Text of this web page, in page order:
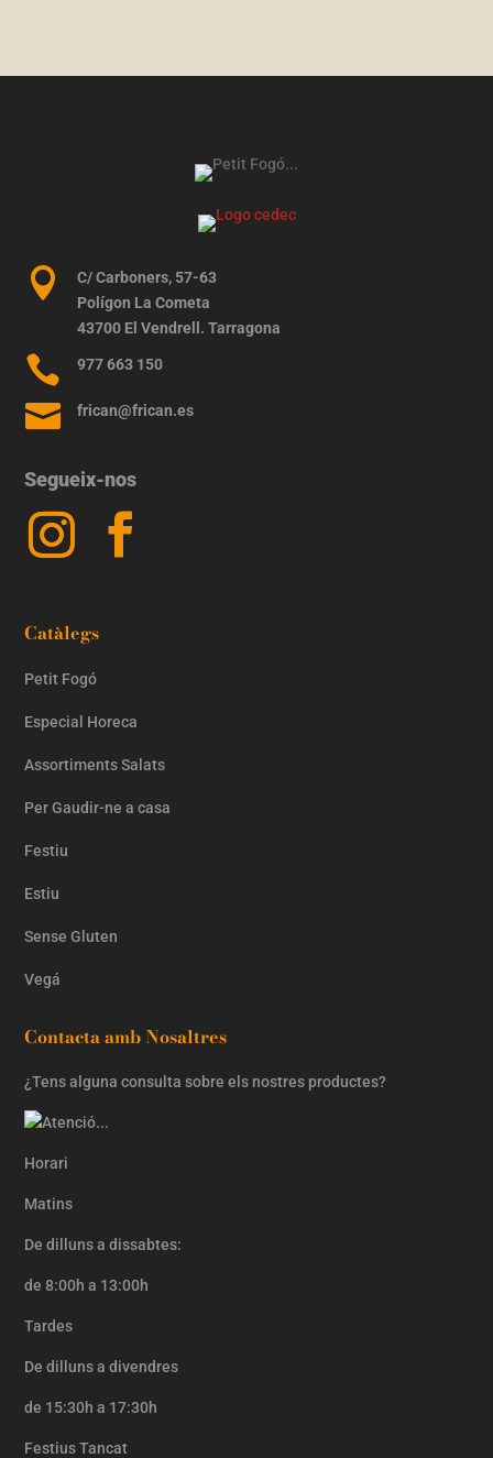

C/ Carboners, 57-63
Polígon La Cometa
43700 El Vendrell. Tarragona
 977 663 150
 frican@frican.es
Segueix-nos
Catàlegs
Petit Fogó
Especial Horeca
Assortiments Salats
Per Gaudir-ne a casa
Festiu
Estiu
Sense Gluten
Vegá
Contacta amb Nosaltres
¿Tens alguna consulta sobre els nostres productes?
Horari
Matins
De dilluns a dissabtes:
de 8:00h a 13:00h
Tardes
De dilluns a divendres
de 15:30h a 17:30h
Festius Tancat